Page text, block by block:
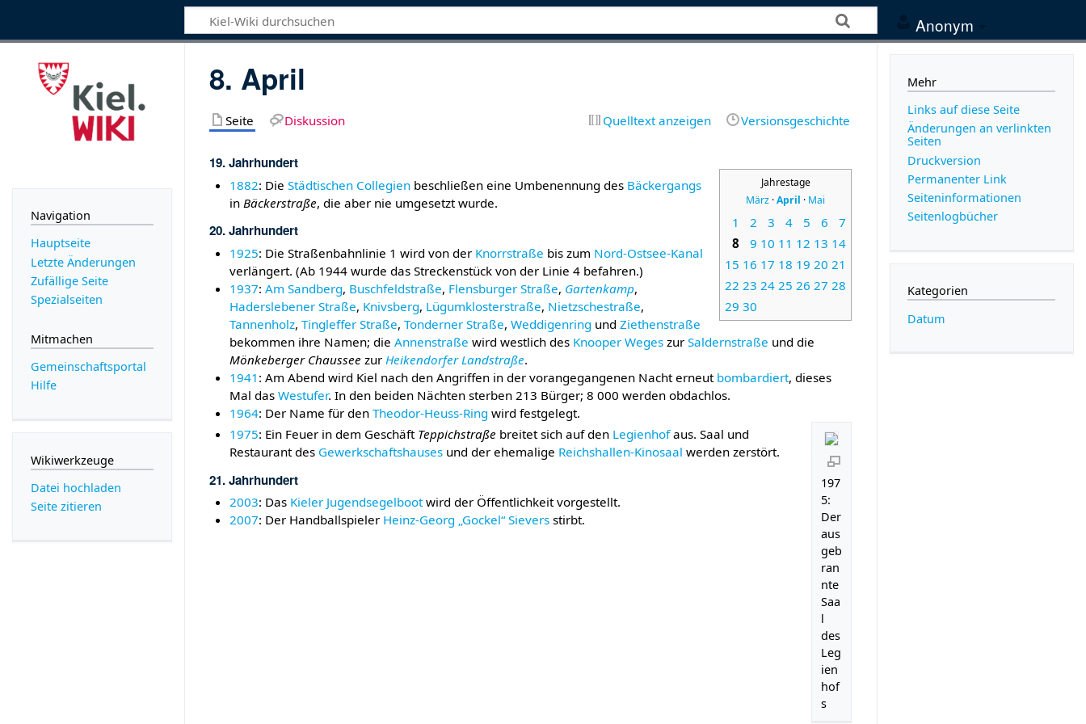
Anonym
8. April
Seite Diskussion Quelltext anzeigen Versionsgeschichte
Jahrestage
März ·April · Mai
1 2 3 4 5 6
7
8
9 10 11 12 13 14
15 16 17 18 19 20 21
22 23 24 25 26 27 28
29 30
19. Jahrhundert
1882: Die Städtischen Collegienbeschließen eine Umbenennung des Bäckergangs
in Bäckerstraße, die aber nie umgesetzt wurde.
20. Jahrhundert
1925: Die Straßenbahnlinie 1 wird von der Knorrstraße bis zum Nord-Ostsee-Kanal
verlängert. (Ab 1944 wurde das Streckenstück von der Linie 4 befahren.)
1937: Am Sandberg, Buschfeldstraße, Flensburger Straße, Gartenkamp,
Haderslebener Straße, Knivsberg, Lügumklosterstraße, Nietzschestraße,
Tannenholz, Tingleffer Straße, Tonderner Straße, Weddigenring und Ziethenstraße
bekommen ihre Namen; die Annenstraße wird westlich des Knooper Wegeszur Saldernstraße und die
Mönkeberger Chaussee zur Heikendorfer Landstraße.
1941 : Am Abend wird Kiel nach den Angriffen in der vorangegangenen Nacht erneut bombardiert, dieses
Mal das Westufer. In den beiden Nächten sterben 213 Bürger; 8 000 werden obdachlos.
1964: Der Name für den Theodor-Heuss-Ring wird festgelegt.
197
5:
Der
aus
geb
ran
nte
Saa
l
des
Leg
ien
hof
s
1975: Ein Feuer in dem Geschäft Teppichstraße breitet sich auf den Legienhofaus. Saal und
Restaurant des Gewerkschaftshausesund der ehemalige Reichshallen-Kinosaal werden zerstört.
21. Jahrhundert
2003: Das Kieler Jugendsegelbootwird der Öffentlichkeit vorgestellt.
2007: Der Handballspieler Heinz-Georg „Gockel“ Sieversstirbt.
Navigation
Hauptseite
Letzte Änderungen
Zufällige Seite
Spezialseiten
Mitmachen
Gemeinschafts­portal
Hilfe
Wikiwerkzeuge
Datei hochladen
Seite zitieren
Mehr
Links auf diese Seite
Änderungen an verlinkten
Seiten
Druckversion
Permanenter Link
Seiten­­informationen
Seitenlogbücher
Kategorien
Datum